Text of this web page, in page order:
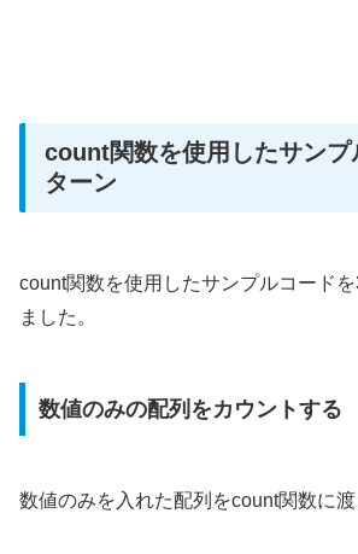
count関数を使用したサンプ
ターン
count関数を使用したサンプルコード
ました。
数値のみの配列をカウントする
数値のみを入れた配列をcount関数に渡